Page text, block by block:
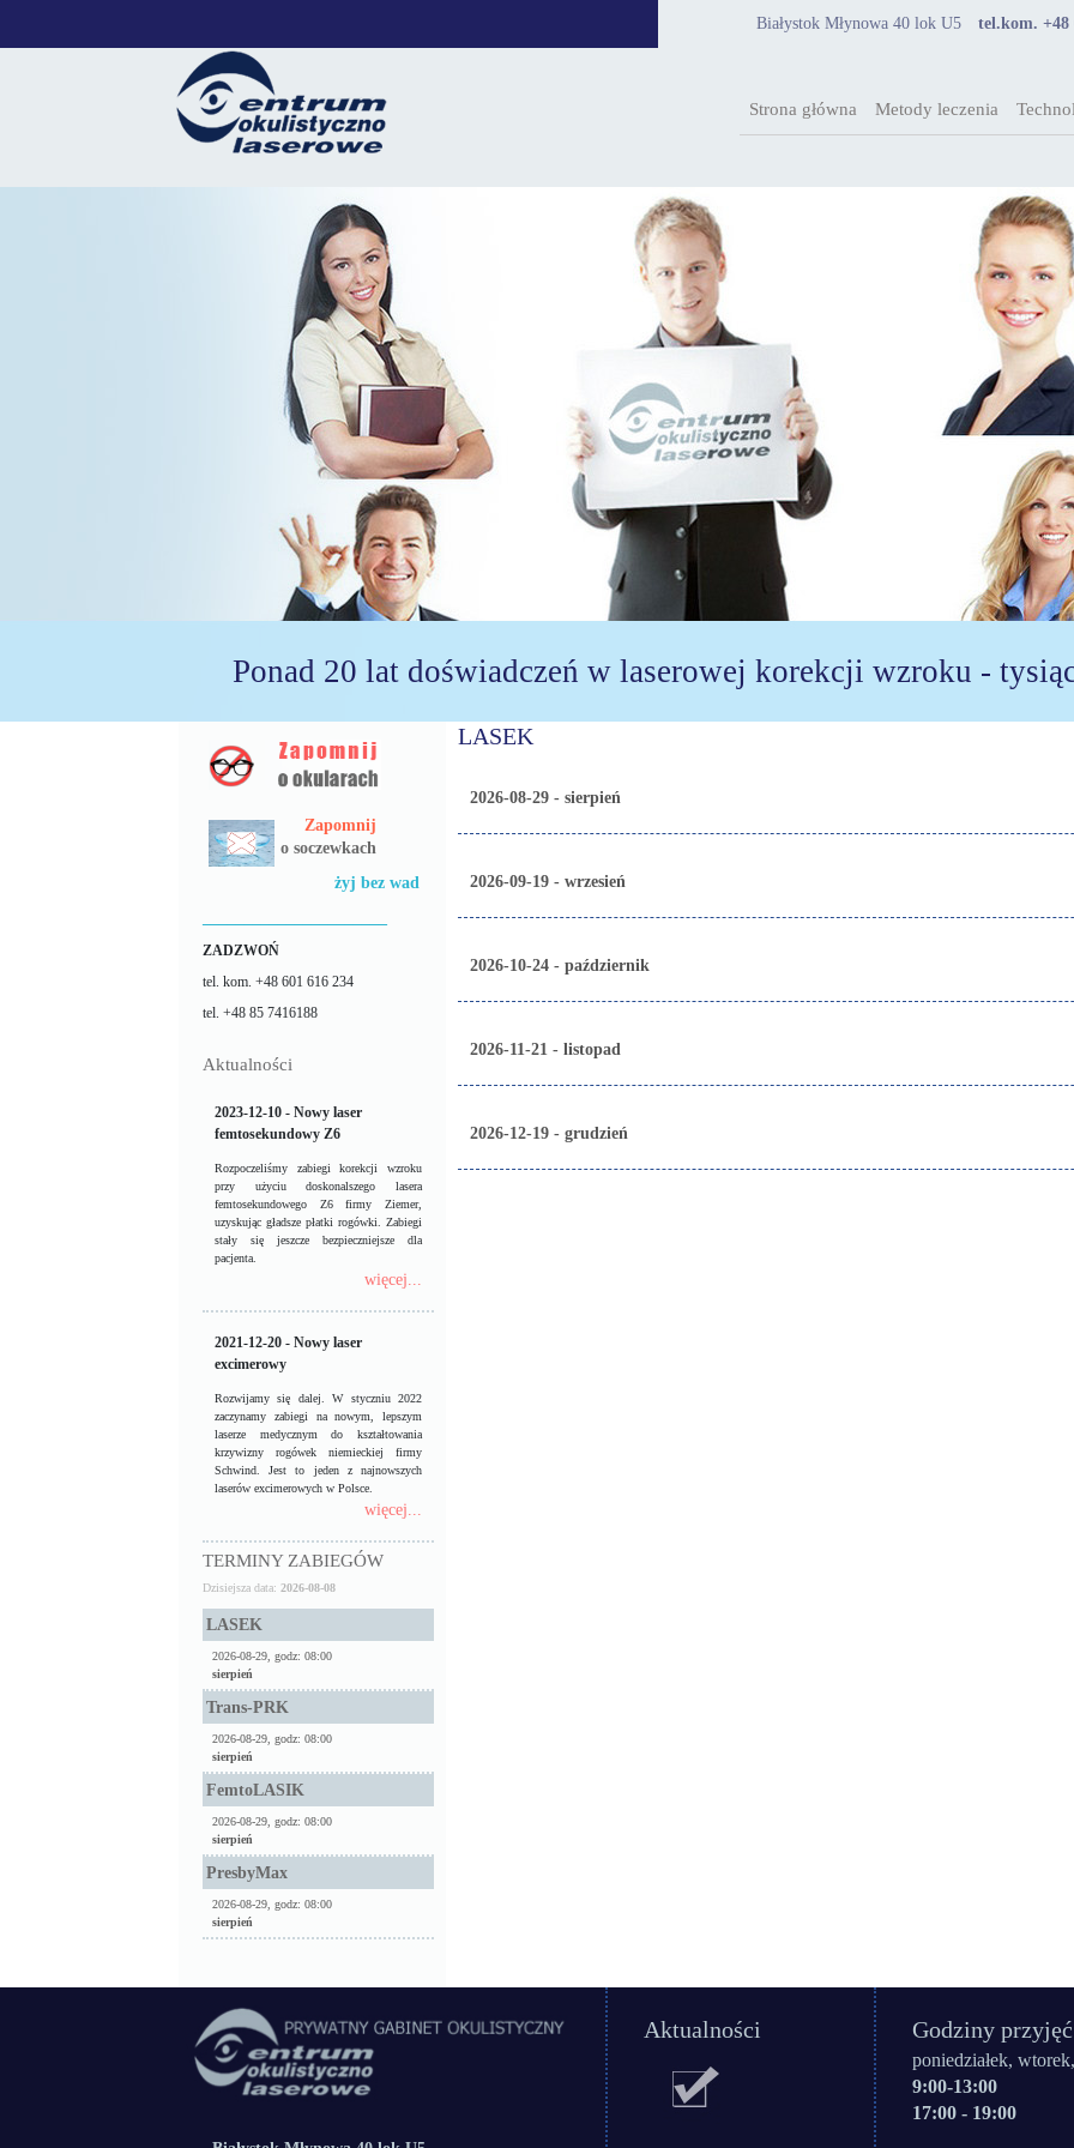
Białystok Młynowa 40 lok U5 tel.kom. +48
Strona główna Metody leczenia
Ponad 20 lat doświadczeń w laserowej korekcji wzroku -
Zapomnij
o soczewkach
żyj bez wad
ZADZWOŃ
tel. kom. +48 601 616 234
tel. +48 85 7416188
Aktualności
2023-12-10 - Nowy laser
femtosekundowy Z6
Rozpoczeliśmy zabiegi korekcji wzroku
przy użyciu doskonalszego lasera
femtosekundowego Z6 firmy Ziemer,
uzyskując gładsze płatki rogówki. Zabiegi
stały się jeszcze bezpieczniejsze dla
pacjenta.
więcej...
2021-12-20 - Nowy laser
excimerowy
Rozwijamy się dalej. W styczniu 2022
zaczynamy zabiegi na nowym, lepszym
laserze medycznym do kształtowania
krzywizny rogówek niemieckiej firmy
Schwind. Jest to jeden z najnowszych
laserów excimerowych w Polsce.
więcej...
TERMINY ZABIEGÓW
Dzisiejsza data: 2026-08-08
LASEK
2026-08-29, godz: 08:00
sierpień
Trans-PRK
2026-08-29, godz: 08:00
sierpień
FemtoLASIK
2026-08-29, godz: 08:00
sierpień
PresbyMax
2026-08-29, godz: 08:00
sierpień
LASEK
2026-08-29 - sierpień
2026-09-19 - wrzesień
2026-10-24 - październik
2026-11-21 - listopad
2026-12-19 - grudzień
Aktualności Godziny przyjęć
poniedziałek,
9:00-13:00
17:00 - 19:00